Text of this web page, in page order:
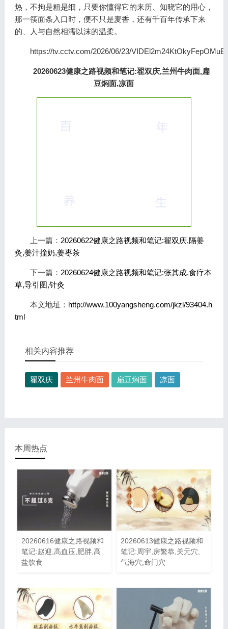
热，不拘是粗是细，只要你懂得它的来历、知晓它的用心，
那一筷面条入口时，便不只是麦香，还有千百年传承下来
的、人与自然相濡以沫的温柔。
https://tv.cctv.com/2026/06/23/
20260623健康之路视频和笔记:翟双庆,兰州牛肉面,扁
豆焖面,凉面
上一篇： 20260622健康之路视频和笔记:翟双庆,隔姜
灸,姜汁撞奶,姜枣茶
下一篇： 20260624健康之路视频和笔记:张其成,食疗本
草,导引图,针灸
本文地址： http://www.100yangsheng.com/jkzl/93404.h
tml
相关内容推荐
翟双庆 兰州牛肉面 扁豆焖面 凉面
本周热点
20260616健康之路视频和
笔记:赵迎,高血压,肥胖,高
盐饮食
20260613健康之路视频和
笔记:周宇,房繁恭,关元穴,
气海穴,命门穴